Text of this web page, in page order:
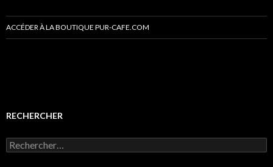
ACCÉDER À LA BOUTIQUE PUR-CAFE.COM
RECHERCHER
R
e